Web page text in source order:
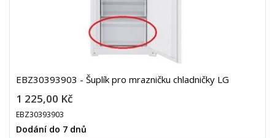
EBZ30393903 - Šuplík pro mrazničku chladničky LG
1 225,00 Kč
EBZ30393903
Dodání do 7 dnů